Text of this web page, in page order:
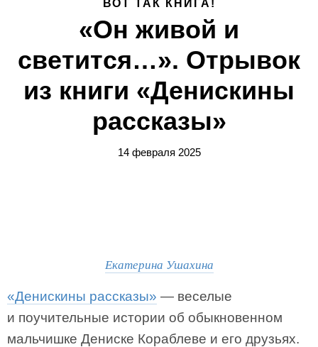
ВОТ ТАК КНИГА!
«Он живой и
светится…». Отрывок
из книги «Денискины
рассказы»
14 февраля 2025
Екатерина Ушахина
«Денискины рассказы» — веселые
и поучительные истории об обыкновенном
мальчишке Дениске Кораблеве и его друзьях.